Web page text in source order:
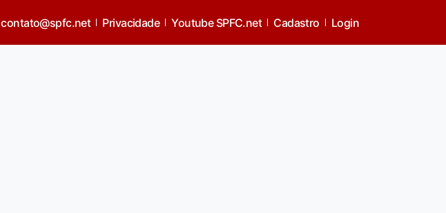
contato@spfc.net Privacidade Youtube SPFC.net Cadastro Login